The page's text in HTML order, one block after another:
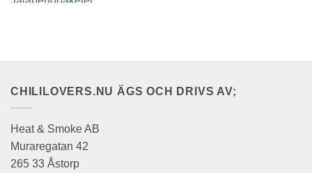
CHILILOVERS.NU ÄGS OCH DRIVS AV;
Heat & Smoke AB
Muraregatan 42
265 33 Åstorp